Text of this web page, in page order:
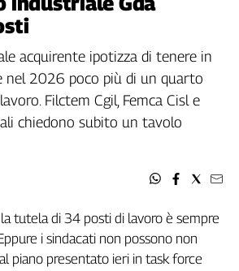
acquirente ipotizza di tenere in
nel 2026 poco più di un quarto
Filctem Cgil, Femca Cisl e
chiedono subito un tavolo
tutela di 34 posti di lavoro è sempre
i sindacati non possono non
piano presentato ieri in task force